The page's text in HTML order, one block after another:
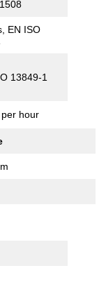
EN ISO
13849-1
hour